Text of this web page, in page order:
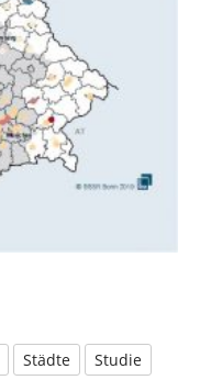
Städte Studie